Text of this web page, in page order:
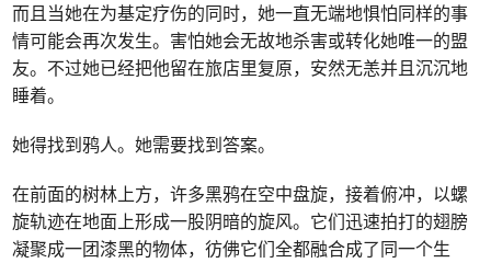
而且当她在为基定疗伤的同时，她一直无端地惧怕同样的事
情可能会再次发生。害怕她会无故地杀害或转化她唯一的盟
友。不过她已经把他留在旅店里复原，安然无恙并且沉沉地
睡着。
她得找到鸦人。她需要找到答案。
在前面的树林上方，许多黑鸦在空中盘旋，接着俯冲，以螺
旋轨迹在地面上形成一股阴暗的旋风。它们迅速拍打的翅膀
凝聚成一团漆黑的物体，彷佛它们全都融合成了同一个生